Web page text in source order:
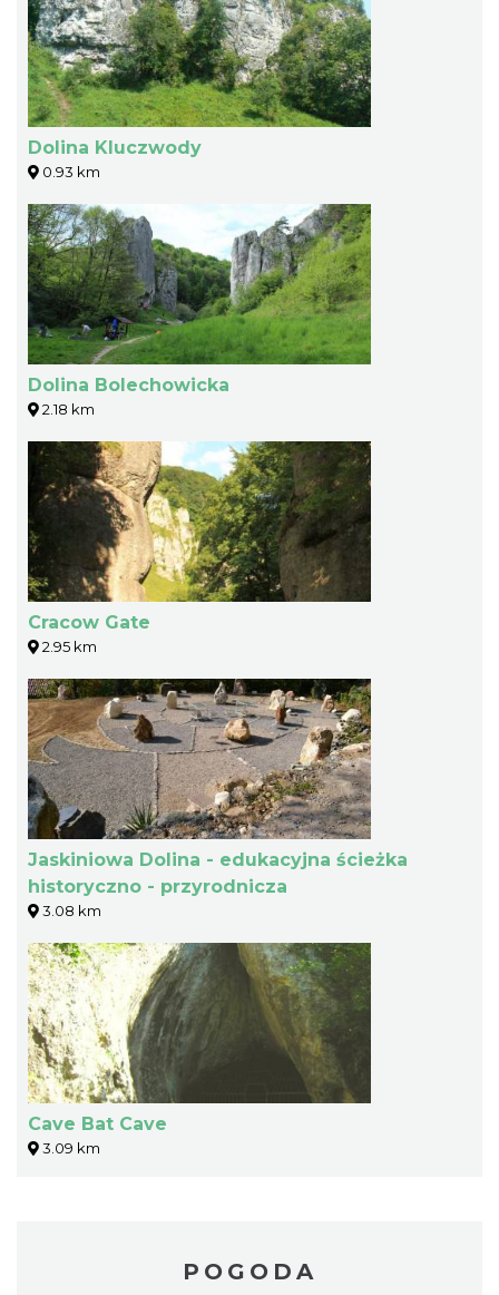
Dolina Kluczwody
0.93 km
Dolina Bolechowicka
2.18 km
Cracow Gate
2.95 km
Jaskiniowa Dolina - edukacyjna ścieżka
historyczno - przyrodnicza
3.08 km
Cave Bat Cave
3.09 km
POGODA